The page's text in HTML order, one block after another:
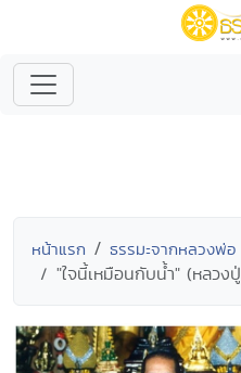
หน้าแรก ธรรมะจากหลวงพ่อ
"ใจนี้เหมือนกับน้ำ" (หลวง